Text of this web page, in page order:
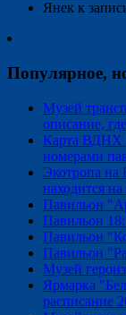
Янек к
Популярное,
Музей
описание,
Карта ВДНХ
номерами
Экотропа на
находится
Павильон
Павильон
Павильон
Павильон
Музей
Ярмарка
расписание